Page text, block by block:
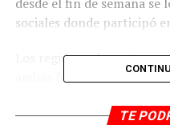
sociales donde participó
Los regidores
ambas funcionarias
TE